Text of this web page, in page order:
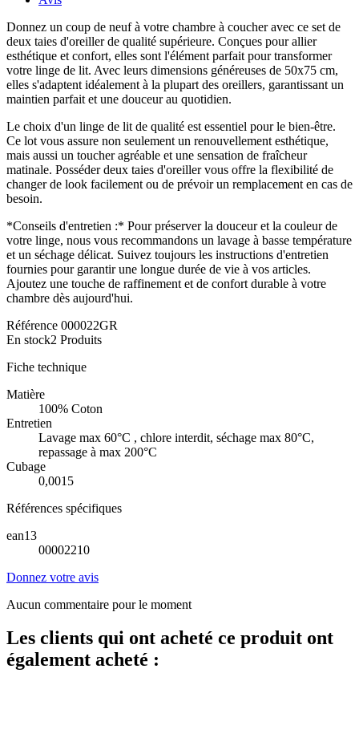
Donnez un coup de neuf à votre chambre à coucher avec ce set de
deux taies d'oreiller de qualité supérieure. Conçues pour allier
esthétique et confort, elles sont l'élément parfait pour transformer
votre linge de lit. Avec leurs dimensions généreuses de 50x75 cm,
elles s'adaptent idéalement à la plupart des oreillers, garantissant un
maintien parfait et une douceur au quotidien.
Le choix d'un linge de lit de qualité est essentiel pour le bien-être.
Ce lot vous assure non seulement un renouvellement esthétique,
mais aussi un toucher agréable et une sensation de fraîcheur
matinale. Posséder deux taies d'oreiller vous offre la flexibilité de
changer de look facilement ou de prévoir un remplacement en cas de
besoin.
*Conseils d'entretien :* Pour préserver la douceur et la couleur de
votre linge, nous vous recommandons un lavage à basse température
et un séchage délicat. Suivez toujours les instructions d'entretien
fournies pour garantir une longue durée de vie à vos articles.
Ajoutez une touche de raffinement et de confort durable à votre
chambre dès aujourd'hui.
Référence 000022GR
En stock2 Produits
Fiche technique
Matière
100% Coton
Entretien
Lavage max 60°C , chlore interdit, séchage max 80°C,
repassage à max 200°C
Cubage
0,0015
Références spécifiques
ean13
00002210
Donnez votre avis
Aucun commentaire pour le moment
Les clients qui ont acheté ce produit ont
également acheté :